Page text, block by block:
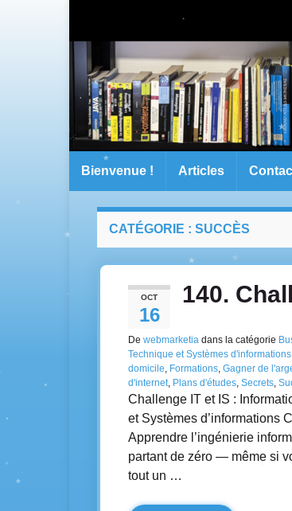
Bienvenue ! Articles
CATÉGORIE : SUCCÈS
OCT
16
140.
De webmarketia dans la catégorie
Technique et Systèmes d'informations
domicile, Formations, Gagner de
d'internet, Plans d'études, Secrets,
Challenge IT et IS :
et Systèmes d’informations
Apprendre l’ingénierie
partant de zéro — même si
tout un …